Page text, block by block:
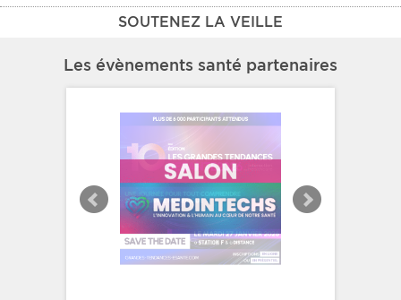
SOUTENEZ LA VEILLE
Les évènements santé partenaires